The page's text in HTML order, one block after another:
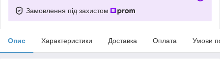
Замовлення під захистом
Опис Характеристики Доставка Оплата Умови